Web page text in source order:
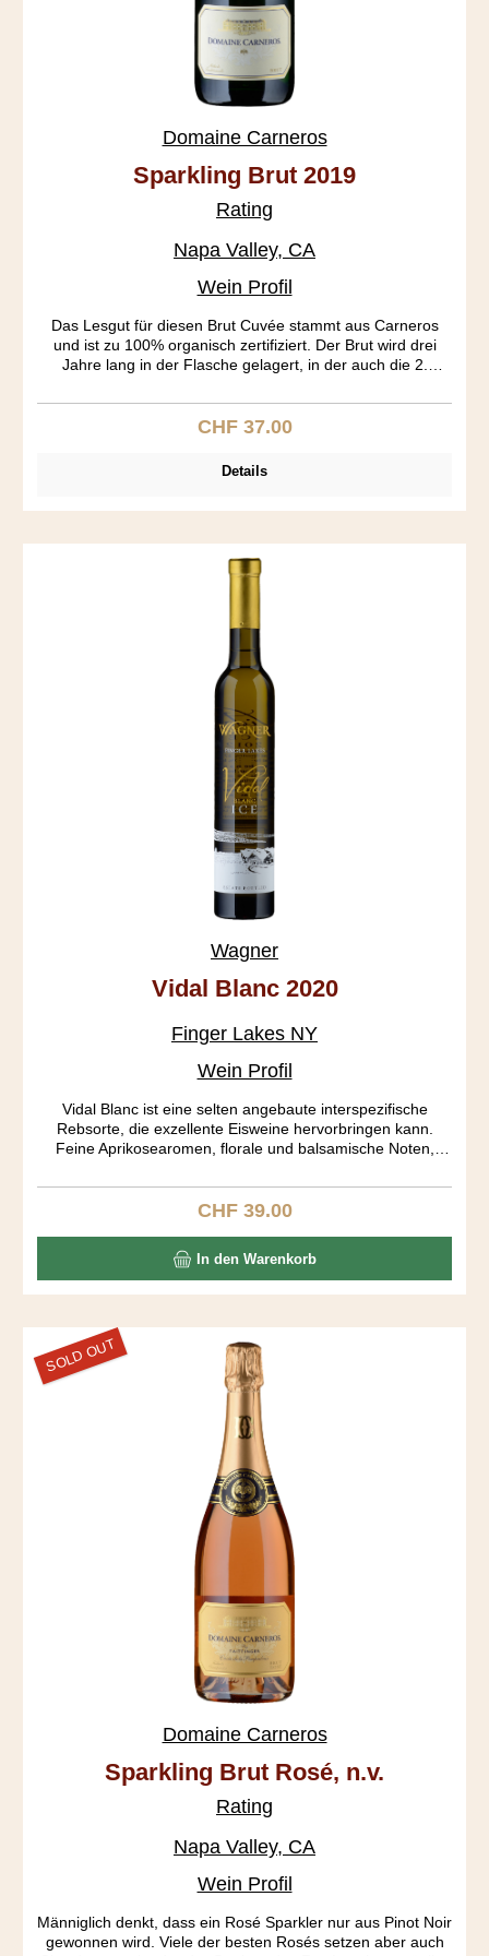
Domaine Carneros
Sparkling Brut 2019
Rating
Napa Valley, CA
Wein Profil
Das Lesgut für diesen Brut Cuvée stammt aus Carneros
und ist zu 100% organisch zertifiziert. Der Brut wird drei
Jahre lang in der Flasche gelagert, in der auch die 2.
(Zuckergehalt) beträgt 0.9%, so dass dieser Sparkler schön
trocken ist. Im Gaumen dominieren feine Apfelaromen und
Die Perlage ist regelmässig und anhaltend.
Regulärer Preis:
CHF 37.00
Details
Wagner
Vidal Blanc 2020
Finger Lakes NY
Wein Profil
Vidal Blanc ist eine selten angebaute interspezifische
Rebsorte, die exzellente Eisweine hervorbringen kann.
Feine Aprikosearomen, florale und balsamische Noten,
einem den Hals hinunterbrünzelt, ist hier eifrig am Werk!
Regulärer Preis:
CHF 39.00
In den Warenkorb
SOLD OUT
Domaine Carneros
Sparkling Brut Rosé, n.v.
Rating
Napa Valley, CA
Wein Profil
Männiglich denkt, dass ein Rosé Sparkler nur aus Pinot Noir
gewonnen wird. Viele der besten Rosés setzen aber auch